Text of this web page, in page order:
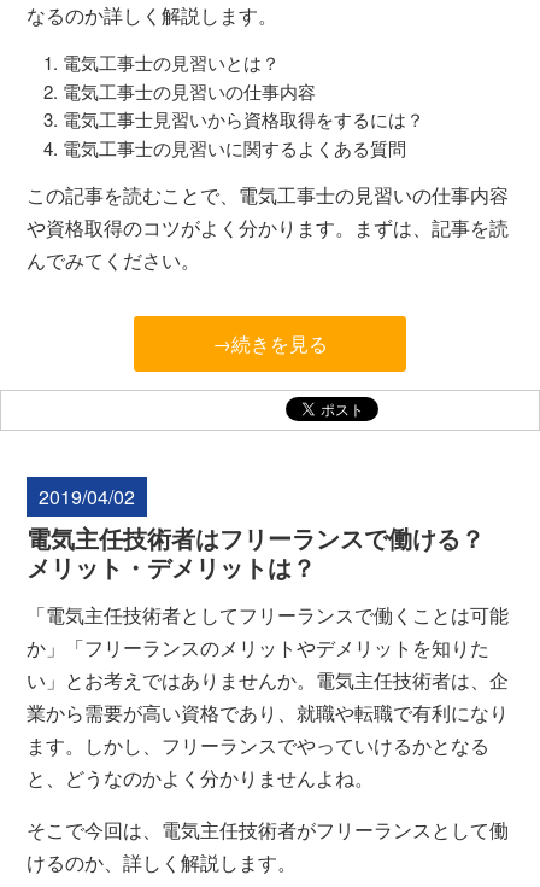
なるのか詳しく解説します。
電気工事士の見習いとは？
電気工事士の見習いの仕事内容
電気工事士見習いから資格取得をするには？
電気工事士の見習いに関するよくある質問
この記事を読むことで、電気工事士の見習いの仕事内容
や資格取得のコツがよく分かります。まずは、記事を読
んでみてください。
→続きを見る
2019/04/02
電気主任技術者はフリーランスで働ける？
メリット・デメリットは？
「電気主任技術者としてフリーランスで働くことは可能
か」「フリーランスのメリットやデメリットを知りた
い」とお考えではありませんか。電気主任技術者は、企
業から需要が高い資格であり、就職や転職で有利になり
ます。しかし、フリーランスでやっていけるかとなる
と、どうなのかよく分かりませんよね。
そこで今回は、電気主任技術者がフリーランスとして働
けるのか、詳しく解説します。